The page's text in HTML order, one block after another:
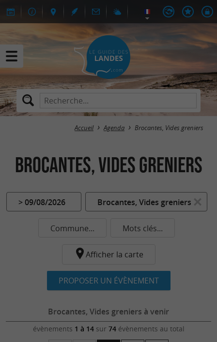
Accueil Agenda Brocantes, Vides greniers
Brocantes, Vides greniers
> 09/08/2026 Brocantes, Vides greniers
Commune... Mots clés...
Afficher la carte
PROPOSER UN ÉVÈNEMENT
Brocantes, Vides greniers à venir
évènements 1 à 14sur 74évènements au total